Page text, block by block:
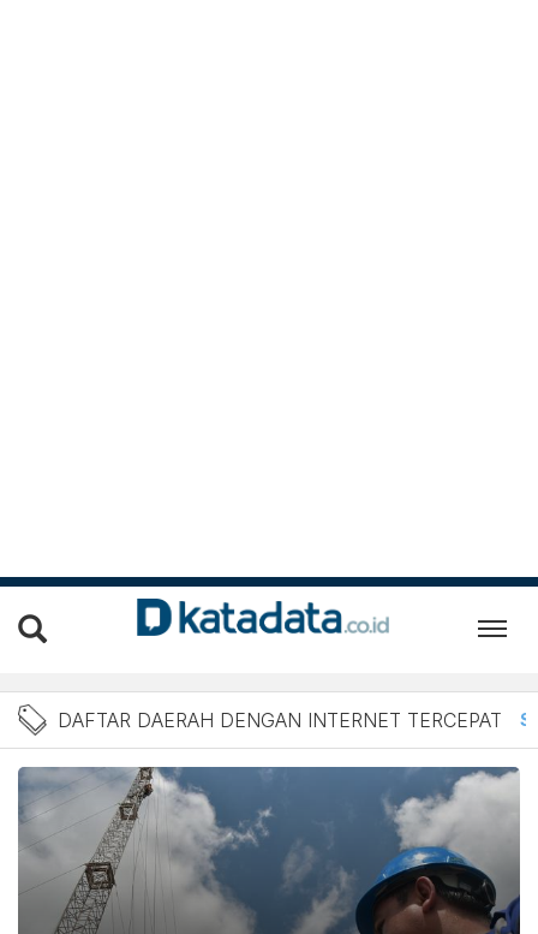
Berita Daftar daerah
DAFTAR DAERAH DENGAN INTERNET TERCEPAT